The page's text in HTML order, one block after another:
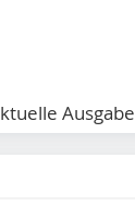
Ausgabe